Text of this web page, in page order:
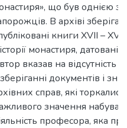
що був однією з
В архіві
книги ХVІІ –
монастиря, датовані
вказав на відсутність
документів і
справ, які
значення набуває
професора, яка